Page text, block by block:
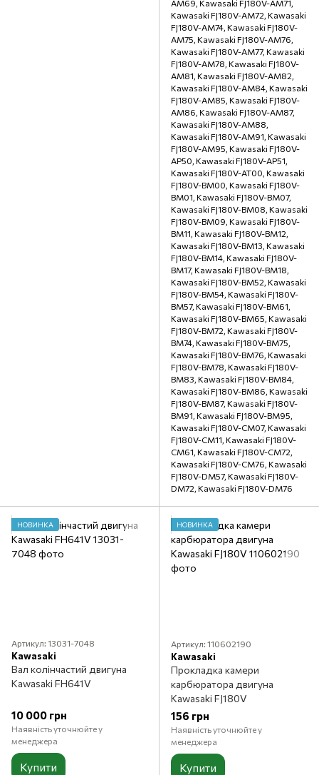
AM69, Kawasaki FJ180V-AM71,
Kawasaki FJ180V-AM72, Kawasaki
FJ180V-AM74, Kawasaki FJ180V-
AM75, Kawasaki FJ180V-AM76,
Kawasaki FJ180V-AM77, Kawasaki
FJ180V-AM78, Kawasaki FJ180V-
AM81, Kawasaki FJ180V-AM82,
Kawasaki FJ180V-AM84, Kawasaki
FJ180V-AM85, Kawasaki FJ180V-
AM86, Kawasaki FJ180V-AM87,
Kawasaki FJ180V-AM88,
Kawasaki FJ180V-AM91, Kawasaki
FJ180V-AM95, Kawasaki FJ180V-
AP50, Kawasaki FJ180V-AP51,
Kawasaki FJ180V-AT00, Kawasaki
FJ180V-BM00, Kawasaki FJ180V-
BM01, Kawasaki FJ180V-BM07,
Kawasaki FJ180V-BM08, Kawasaki
FJ180V-BM09, Kawasaki FJ180V-
BM11, Kawasaki FJ180V-BM12,
Kawasaki FJ180V-BM13, Kawasaki
FJ180V-BM14, Kawasaki FJ180V-
BM17, Kawasaki FJ180V-BM18,
Kawasaki FJ180V-BM52, Kawasaki
FJ180V-BM54, Kawasaki FJ180V-
BM57, Kawasaki FJ180V-BM61,
Kawasaki FJ180V-BM65, Kawasaki
FJ180V-BM72, Kawasaki FJ180V-
BM74, Kawasaki FJ180V-BM75,
Kawasaki FJ180V-BM76, Kawasaki
FJ180V-BM78, Kawasaki FJ180V-
BM83, Kawasaki FJ180V-BM84,
Kawasaki FJ180V-BM86, Kawasaki
FJ180V-BM87, Kawasaki FJ180V-
BM91, Kawasaki FJ180V-BM95,
Kawasaki FJ180V-CM07, Kawasaki
FJ180V-CM11, Kawasaki FJ180V-
CM61, Kawasaki FJ180V-CM72,
Kawasaki FJ180V-CM76, Kawasaki
FJ180V-DM57, Kawasaki FJ180V-
DM72, Kawasaki FJ180V-DM76
НОВИНКА
Артикул: 13031-7048
Kawasaki
Вал колінчастий двигуна
Kawasaki FH641V
10 000 грн
Наявність уточнюйте у
менеджера
Купити
НОВИНКА
Артикул: 110602190
Kawasaki
Прокладка камери
карбюратора двигуна
Kawasaki FJ180V
156 грн
Наявність уточнюйте у
менеджера
Купити